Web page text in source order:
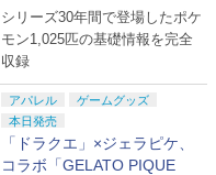
シリーズ30年間で登場したポケ
モン1,025匹の基礎情報を完全
収録
アパレル
ゲームグッズ
本日発売
「ドラクエ」×ジェラピケ、
コラボ「GELATO PIQUE